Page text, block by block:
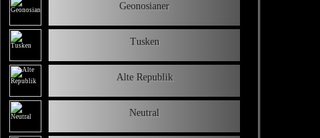
Geonosianer
Tusken
Alte Republik
Neutral